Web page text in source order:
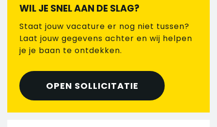
WIL JE SNEL AAN DE SLAG?
Staat jouw vacature er nog niet tussen?
Laat jouw gegevens achter en wij helpen
je je baan te ontdekken.
OPEN SOLLICITATIE